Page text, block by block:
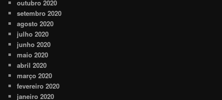
outubro 2020
setembro 2020
agosto 2020
julho 2020
junho 2020
maio 2020
abril 2020
março 2020
fevereiro 2020
janeiro 2020